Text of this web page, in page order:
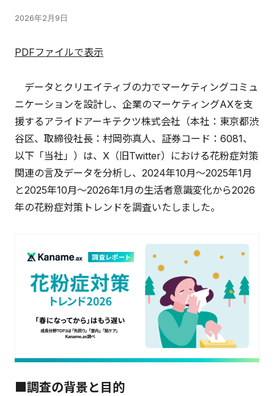
2026年2月9日
PDFファイルで表示
データとクリエイティブの力でマーケティングコミュ
ニケーションを設計し、企業のマーケティングAXを支
援するアライドアーキテクツ株式会社（本社：東京都渋
谷区、取締役社長：村岡弥真人、証券コード：6081、
以下「当社」）は、X（旧Twitter）における花粉症対策
関連の言及データを分析し、2024年10月～2025年1月
と2025年10月～2026年1月の生活者意識変化から2026
年の花粉症対策トレンドを調査いたしました。
■調査の背景と目的